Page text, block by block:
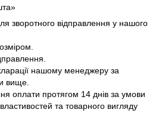
зворотного відправлення у нашого
нашому менеджеру за
вище.
оплати протягом 14 днів за умови
та товарного вигляду